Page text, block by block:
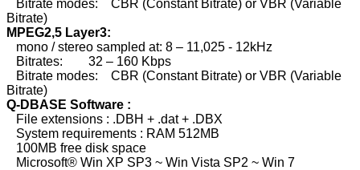
Bitrate modes: CBR (Constant Bitrate) or VBR (Variable
Bitrate)
MPEG2,5 Layer3:
mono / stereo sampled at: 8 – 11,025 - 12kHz
Bitrates: 32 – 160 Kbps
Bitrate modes: CBR (Constant Bitrate) or VBR (Variable
Bitrate)
Q-DBASE Software :
File extensions : .DBH + .dat + .DBX
System requirements : RAM 512MB
100MB free disk space
Microsoft® Win XP SP3 ~ Win Vista SP2 ~ Win 7